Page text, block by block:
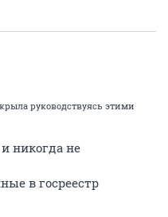
руководствуясь этими
никогда не
в госреестр